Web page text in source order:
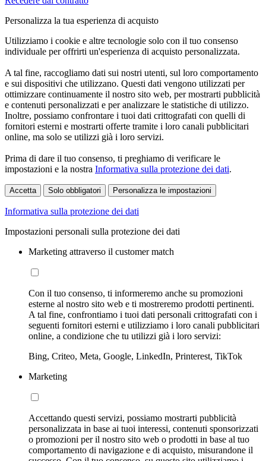
Personalizza la tua esperienza di acquisto
Utilizziamo i cookie e altre tecnologie solo con il tuo consenso
individuale per offrirti un'esperienza di acquisto personalizzata.
A tal fine, raccogliamo dati sui nostri utenti, sul loro comportamento
e sui dispositivi che utilizzano. Questi dati vengono utilizzati per
ottimizzare continuamente il nostro sito web, per mostrarti pubblicità
e contenuti personalizzati e per analizzare le statistiche di utilizzo.
Inoltre, possiamo confrontare i tuoi dati crittografati con quelli di
fornitori esterni e mostrarti offerte tramite i loro canali pubblicitari
online, ma solo se utilizzi già i loro servizi.
Prima di dare il tuo consenso, ti preghiamo di verificare le
impostazioni e la nostra Informativa sulla protezione dei dati.
Accetta Solo obbligatori Personalizza le impostazioni
Informativa sulla protezione dei dati
Impostazioni personali sulla protezione dei dati
Marketing attraverso il customer match
Con il tuo consenso, ti informeremo anche su promozioni
esterne al nostro sito web e ti mostreremo prodotti pertinenti.
A tal fine, confrontiamo i tuoi dati personali crittografati con i
seguenti fornitori esterni e utilizziamo i loro canali pubblicitari
online, a condizione che tu utilizzi già i loro servizi:
Bing, Criteo, Meta, Google, LinkedIn, Printerest, TikTok
Marketing
Accettando questi servizi, possiamo mostrarti pubblicità
personalizzata in base ai tuoi interessi, contenuti sponsorizzati
o promozioni per il nostro sito web o prodotti in base al tuo
comportamento di navigazione e di acquisto, misurandone il